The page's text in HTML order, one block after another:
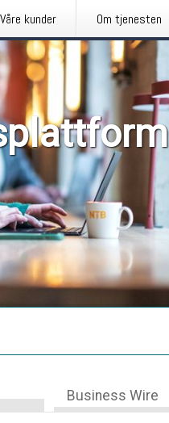
Våre kunder Om tjenesten
Business Wire